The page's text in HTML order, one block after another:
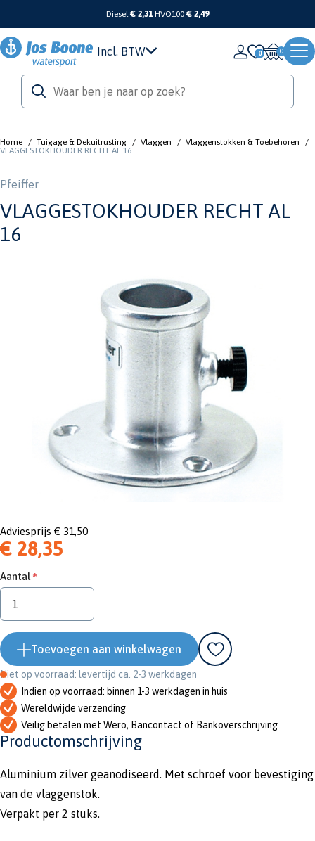
Diesel€ 2,31 HVO100 € 2,49
Incl. BTW 0
Home / Tuigage & Dekuitrusting / Vlaggen / Vlaggenstokken & Toebehoren
/
VLAGGESTOKHOUDER RECHT AL 16
Pfeiffer
VLAGGESTOKHOUDER RECHT AL
16
Adviesprijs € 31,50
€ 28,35
Aantal
Toevoegen aan winkelwagen
Niet op voorraad: levertijd ca. 2-3 werkdagen
Indien op voorraad: binnen 1-3 werkdagen in huis
Wereldwijde verzending
Veilig betalen met Wero, Bancontact of Bankoverschrijving
Productomschrijving
Aluminium zilver geanodiseerd. Met schroef voor bevestiging
van de vlaggenstok.
Verpakt per 2 stuks.